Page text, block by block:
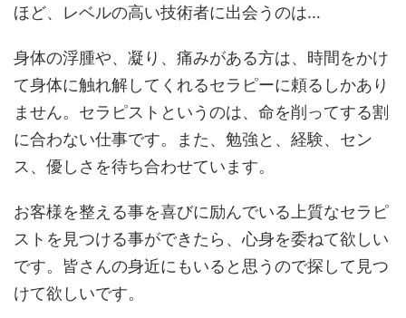
ほど、レベルの高い技術者に出会うのは…
身体の浮腫や、凝り、痛みがある方は、時間をかけ
て身体に触れ解してくれるセラピーに頼るしかあり
ません。セラピストというのは、命を削ってする割
に合わない仕事です。また、勉強と、経験、セン
ス、優しさを待ち合わせています。
お客様を整える事を喜びに励んでいる上質なセラピ
ストを見つける事ができたら、心身を委ねて欲しい
です。皆さんの身近にもいると思うので探して見つ
けて欲しいです。